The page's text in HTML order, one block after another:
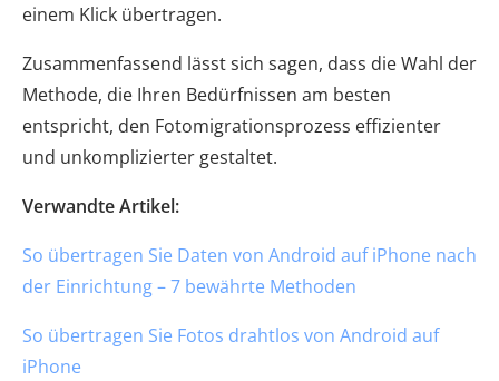
einem Klick übertragen.
Zusammenfassend lässt sich sagen, dass die Wahl der
Methode, die Ihren Bedürfnissen am besten
entspricht, den Fotomigrationsprozess effizienter
und unkomplizierter gestaltet.
Verwandte Artikel:
So übertragen Sie Daten von Android auf iPhone nach
der Einrichtung – 7 bewährte Methoden
So übertragen Sie Fotos drahtlos von Android auf
iPhone